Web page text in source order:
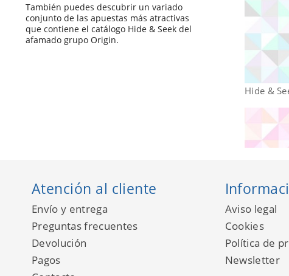
También puedes descubrir un variado
conjunto de las apuestas más atractivas
que contiene el catálogo Hide & Seek del
afamado grupo Origin.
Hide &
Atención al cliente
Envío y entrega
Preguntas frecuentes
Devolución
Pagos
Aviso legal
Cookies
Política de
Newsletter